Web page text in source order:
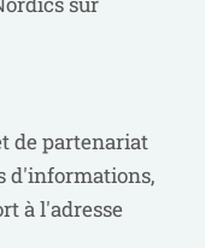
de partenariat
d'informations,
à l'adresse